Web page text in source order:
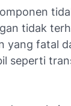
tidak
yang fatal
seperti